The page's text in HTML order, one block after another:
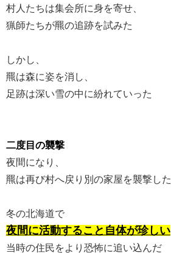
村人たちは集会所に身を寄せ、
猟師たちが羆の追跡を試みた
しかし、
羆は森に姿を消し、
足跡は深い雪の中に紛れていった
二度目の襲撃
夜間になり、
羆は再び村へ戻り別の家屋を襲撃した
冬の北海道で
夜間に活動すること自体が珍しい
当時の住民をより恐怖に追い込んだ